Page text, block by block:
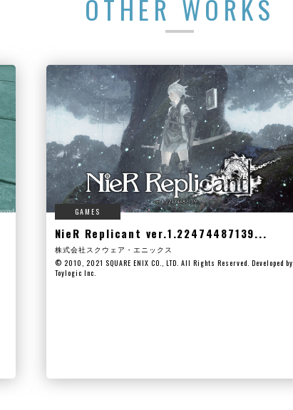
OTHER WORKS
GAMES
NieR Replicant ver.1.22474487139...
株式会社スクウェア・エニックス
© 2010, 2021 SQUARE ENIX CO., LTD. All Rights Reserved. Developed by
Toylogic Inc.